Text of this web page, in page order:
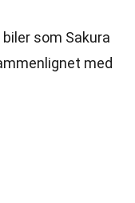
som Sakura
med